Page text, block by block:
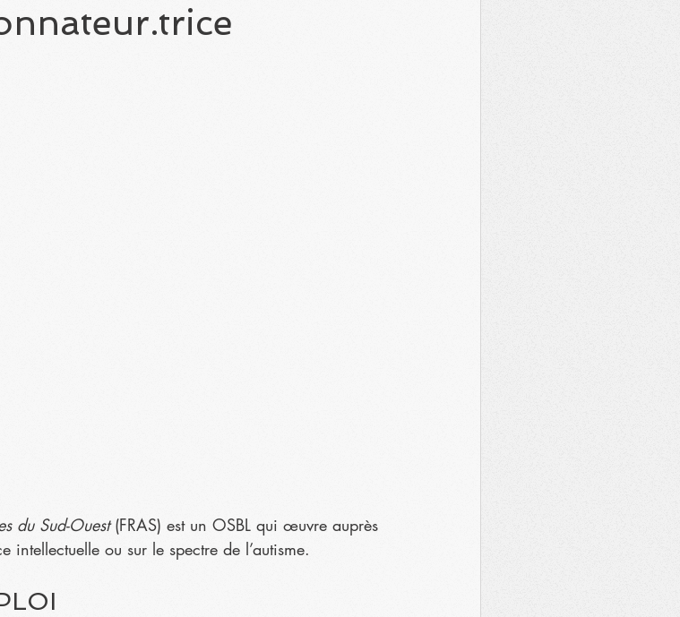
du Sud-Ouest (FRAS) est un OSBL qui œuvre auprès
intellectuelle ou sur le spectre de l’autisme.